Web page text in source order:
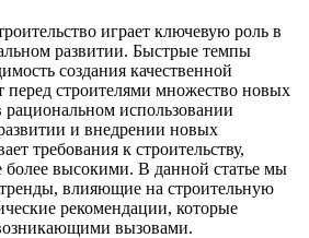
играет ключевую роль в
развитии. Быстрые темпы
создания качественной
перед строителями множество новых
рациональном использовании
и внедрении новых
требования к строительству,
более высокими. В данной статье мы
влияющие на строительную
рекомендации, которые
вызовами.